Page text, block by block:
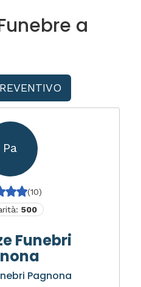
a
Pa
(10)
500
Funebri
Pagnona